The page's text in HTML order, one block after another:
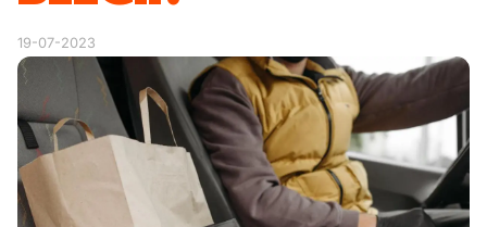
19-07-2023